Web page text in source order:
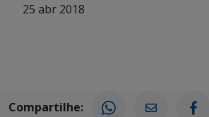
25 abr 2018
Compartilhe: